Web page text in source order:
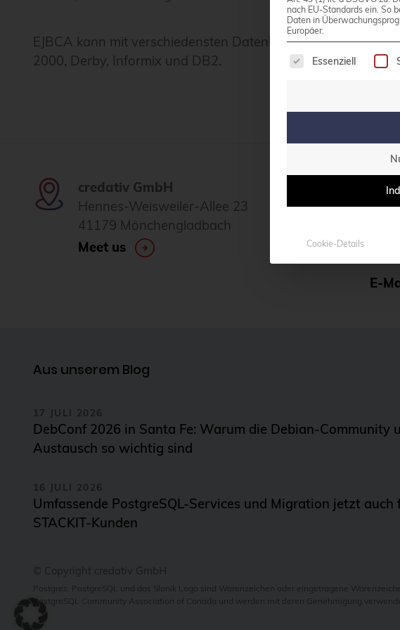
EJBCA kann mit verschiedensten Datenbanken betrieben
2000, Derby, Informix und DB2.
credativ GmbH
Hennes-Weisweiler-Allee 23
41179 Mönchengladbach
Meet us
E-
Aus unserem Blog
17 JULI 2026
DebConf 2026 in Santa Fe: Warum die Debian-Community
Austausch so wichtig sind
16 JULI 2026
Umfassende PostgreSQL-Services und Migration jetzt auch
STACKIT-Kunden
© Copyright credativ GmbH
Postgres, PostgreSQL und das Slonik Logo sind Warenzeichen oder eingetragene
PostgreSQL Community Association of Canada und werden mit deren Genehmigung
nach EU-Standards ein. So
Daten in
Europäer.
Es folgt eine
Essenziell
Cookie-Details